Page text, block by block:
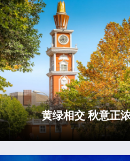
黄绿相交 秋意正